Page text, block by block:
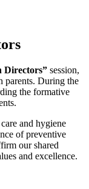
Directors” session,
parents. During the
the formative
and hygiene
of preventive
our shared
and excellence.